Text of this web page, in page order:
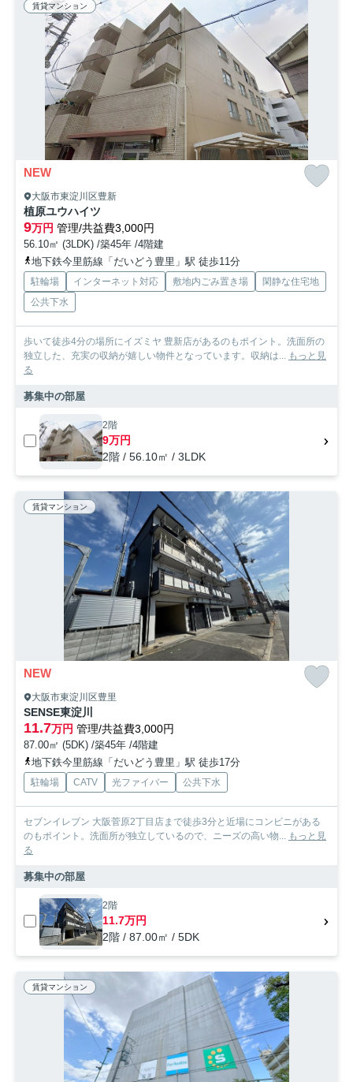
賃貸マンション
NEW
大阪市東淀川区豊新
植原ユウハイツ
9万円 管理/共益費3,000円
56.10㎡ (3LDK) /築45年 /4階建
地下鉄今里筋線「だいどう豊里」駅 徒歩11分
駐輪場 インターネット対応 敷地内ごみ置き場
閑静な住宅地
公共下水
歩いて徒歩4分の場所にイズミヤ 豊新店があるのもポイント。洗面所の
独立した、充実の収納が嬉しい物件となっています。収納は...
もっと見
る
募集中の部屋
2階
9万円
2階 / 56.10㎡ / 3LDK
賃貸マンション
NEW
大阪市東淀川区豊里
SENSE東淀川
11.7万円 管理/共益費3,000円
87.00㎡ (5DK) /築45年 /4階建
地下鉄今里筋線「だいどう豊里」駅 徒歩17分
駐輪場 CATV 光ファイバー 公共下水
セブンイレブン 大阪菅原2丁目店まで徒歩3分と近場にコンビニがある
のもポイント。洗面所が独立しているので、ニーズの高い物...
もっと見
る
募集中の部屋
2階
11.7万円
2階 / 87.00㎡ / 5DK
賃貸マンション